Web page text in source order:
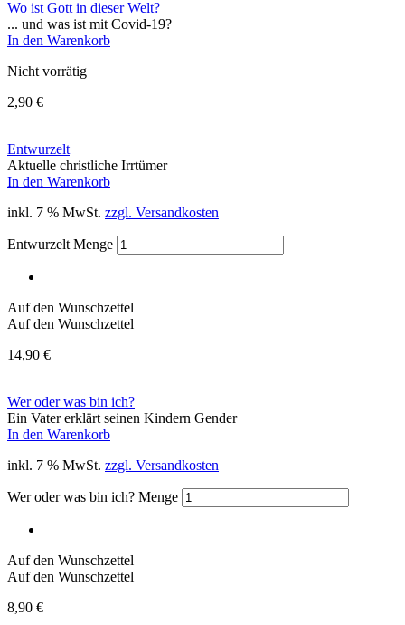
Wo ist Gott in dieser Welt?
... und was ist mit Covid-19?
In den Warenkorb
Nicht vorrätig
2,90 €
Entwurzelt
Aktuelle christliche Irrtümer
In den Warenkorb
inkl. 7 % MwSt. zzgl. Versandkosten
Entwurzelt Menge
Auf den Wunschzettel
Auf den Wunschzettel
14,90 €
Wer oder was bin ich?
Ein Vater erklärt seinen Kindern Gender
In den Warenkorb
inkl. 7 % MwSt. zzgl. Versandkosten
Wer oder was bin ich? Menge
Auf den Wunschzettel
Auf den Wunschzettel
8,90 €